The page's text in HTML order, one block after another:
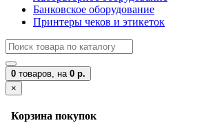
Банковское оборудование
Принтеры чеков и этикеток
0 товаров, на 0 р.
×
Корзина покупок